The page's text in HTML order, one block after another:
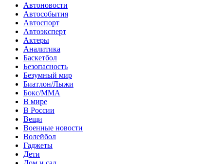
Автоновости
Автособытия
Автоспорт
Автоэксперт
Актеры
Аналитика
Баскетбол
Безопасность
Безумный мир
Биатлон/Лыжи
Бокс/MMA
В мире
В России
Вещи
Военные новости
Волейбол
Гаджеты
Дети